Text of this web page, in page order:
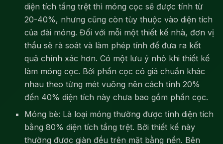
diện tích tầng trệt thì móng cọc sẽ được tính từ
20-40%, nhưng cũng còn tùy thuộc vào diện tích
của đài móng. Đối với mỗi một thiết kế nhà, đơn vị
thầu sẽ rà soát và làm phép tính để đưa ra kết
quả chính xác hơn. Có một lưu ý nhỏ khi thiết kế
làm móng cọc. Bởi phần cọc có giá chuẩn khác
nhau theo từng mét vuông nên cách tính 20%
đến 40% diện tích này chưa bao gồm phần cọc.
Móng bè: Là loại móng thường được tính diện tích
bằng 80% diện tích tầng trệt. Bởi thiết kế này
thường được giàn đều trên mặt bằng nền. Bên